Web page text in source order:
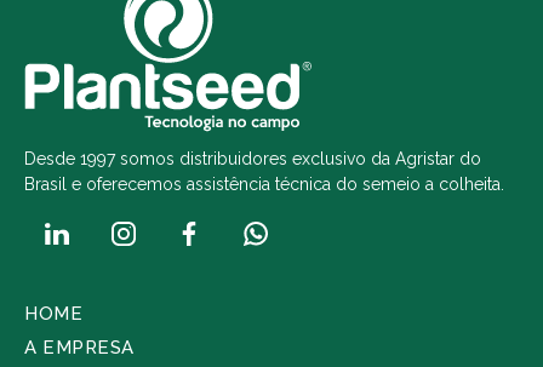
Desde 1997 somos distribuidores exclusivo da Agristar do
Brasil e oferecemos assistência técnica do semeio a colheita.
HOME
A EMPRESA